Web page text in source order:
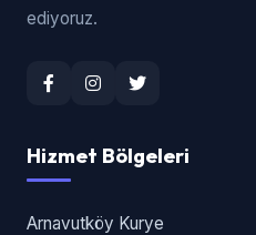
ediyoruz.
Hizmet Bölgeleri
Arnavutköy Kurye